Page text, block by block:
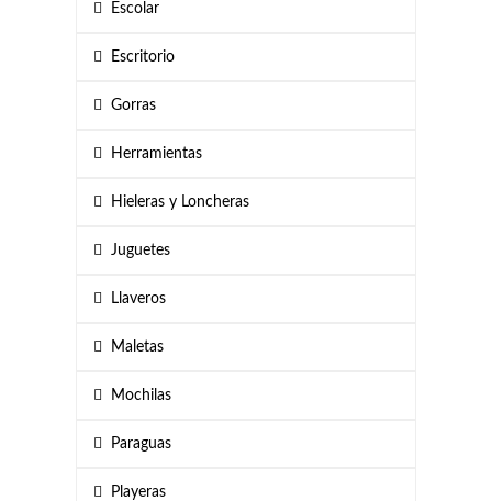
Escolar
Escritorio
Gorras
Herramientas
Hieleras y Loncheras
Juguetes
Llaveros
Maletas
Mochilas
Paraguas
Playeras